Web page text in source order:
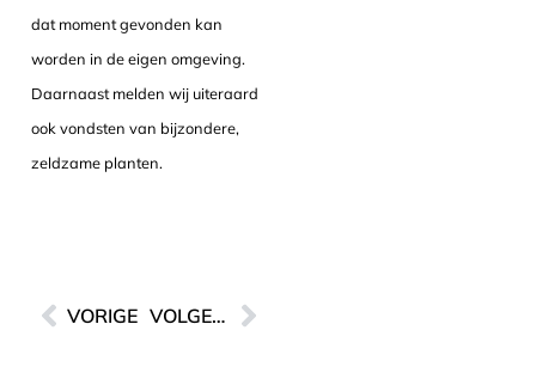
dat moment gevonden kan
worden in de eigen omgeving.
Daarnaast melden wij uiteraard
ook vondsten van bijzondere,
zeldzame planten.
VORIGE VOLGENDE